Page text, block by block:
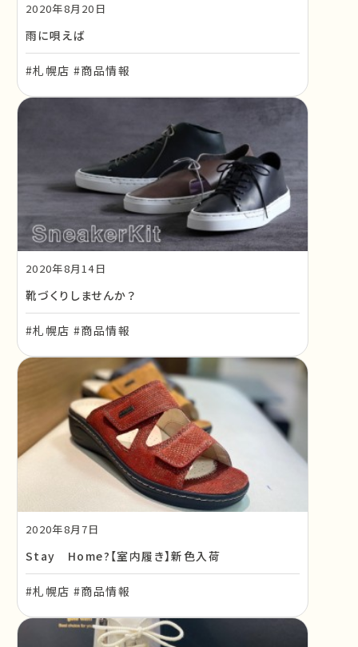
2020年8月20日
雨に唄えば
#札幌店 #商品情報
2020年8月14日
靴づくりしませんか？
#札幌店 #商品情報
2020年8月7日
Stay Home?【室内履き】新色入荷
#札幌店 #商品情報